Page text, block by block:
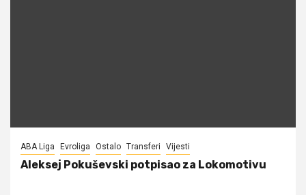
ABA Liga Evroliga Ostalo Transferi Vijesti
Aleksej Pokuševski potpisao za Lokomotivu